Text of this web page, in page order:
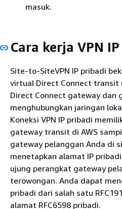
masuk.
Cara kerja VPN
Site-to-SiteVPN IP pribadi
virtual Direct Connect transit
Direct Connect gateway dan
menghubungkan jaringan
Koneksi VPN IP pribadi
gateway transit di AWS
gateway pelanggan Anda di
menetapkan alamat IP
ujung perangkat gateway
terowongan. Anda dapat
pribadi dari salah satu
alamat RFC6598 pribadi.